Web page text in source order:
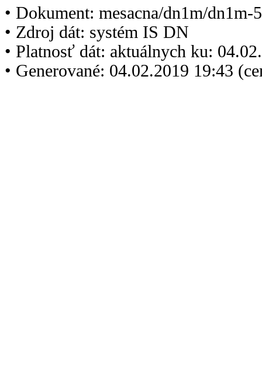
• Dokument: mesacna/dn1m/dn1m-
• Zdroj dát: systém IS DN
• Platnosť dát: aktuálnych ku:
• Generované: 04.02.2019 19:43